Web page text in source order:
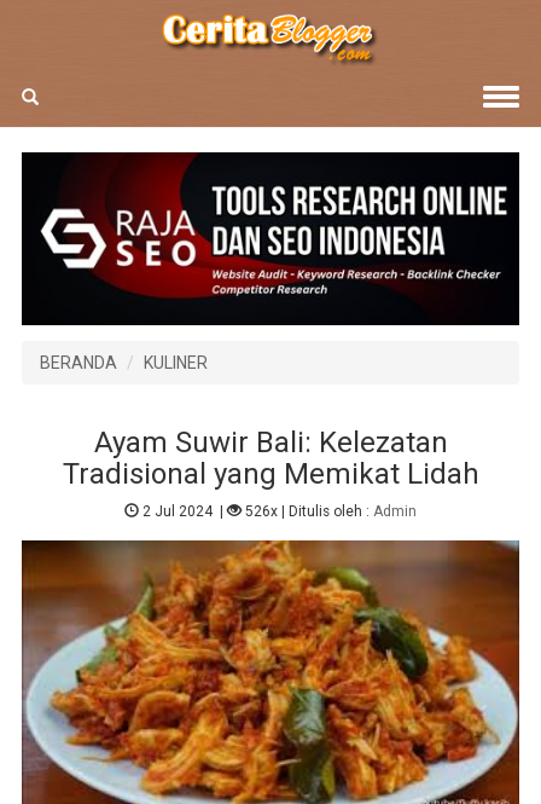
BERANDA KULINER
Ayam Suwir Bali: Kelezatan
Tradisional yang Memikat Lidah
2 Jul 2024| 526x| Ditulis oleh : Admin